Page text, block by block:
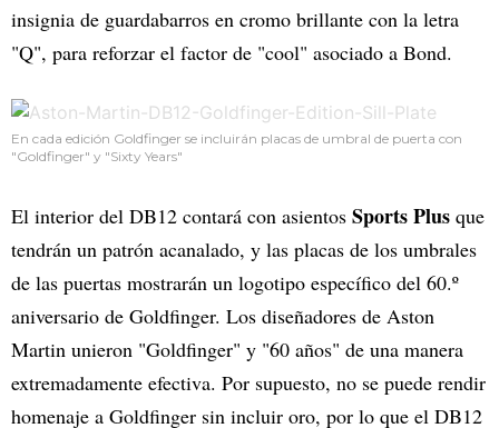
insignia de guardabarros en cromo brillante con la letra
"Q", para reforzar el factor de "cool" asociado a Bond.
En cada edición Goldfinger se incluirán placas de umbral de puerta con
"Goldfinger" y "Sixty Years"
El interior del DB12 contará con asientos Sports Plus que
tendrán un patrón acanalado, y las placas de los umbrales
de las puertas mostrarán un logotipo específico del 60.º
aniversario de Goldfinger. Los diseñadores de Aston
Martin unieron "Goldfinger" y "60 años" de una manera
extremadamente efectiva. Por supuesto, no se puede rendir
homenaje a Goldfinger sin incluir oro, por lo que el DB12